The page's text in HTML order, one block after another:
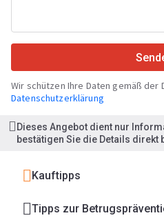
Wir schützen Ihre Daten gemäß der
Datenschutzerklärung
Dieses Angebot dient nur
bestätigen Sie die Details direkt
Kauftipps
Tipps zur